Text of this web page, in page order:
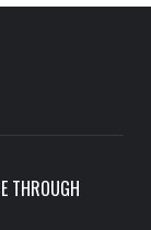
THROUGH